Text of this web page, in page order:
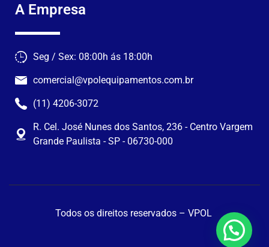
A Empresa
Seg / Sex: 08:00h ás 18:00h
comercial@vpolequipamentos.com.br
(11) 4206-3072
R. Cel. José Nunes dos Santos, 236 - Centro Vargem
Grande Paulista - SP - 06730-000
Todos os direitos reservados – VPOL